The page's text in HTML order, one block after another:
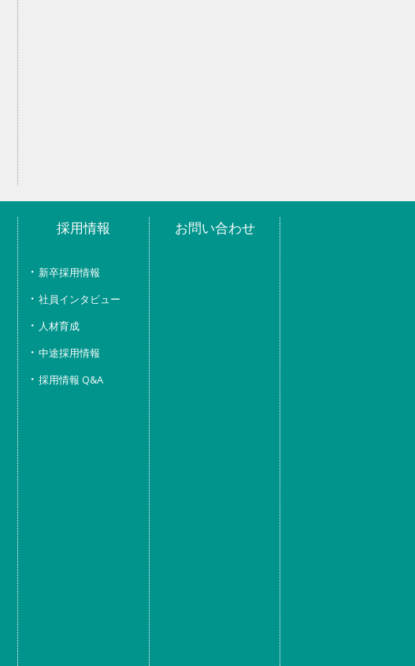
採用情報
新卒採用情報
社員インタビュー
人材育成
中途採用情報
採用情報 Q&A
お問い合わせ